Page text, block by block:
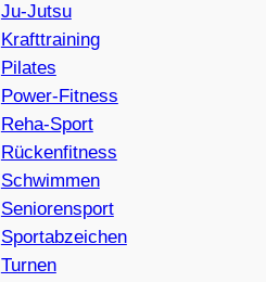
Ju-Jutsu
Krafttraining
Pilates
Power-Fitness
Reha-Sport
Rückenfitness
Schwimmen
Seniorensport
Sportabzeichen
Turnen